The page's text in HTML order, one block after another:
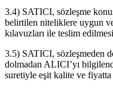
3.4) SATICI, sözleşme
belirtilen niteliklere uygun
kılavuzları ile teslim
3.5) SATICI, sözleşmeden
dolmadan ALICI’yı
suretiyle eşit kalite ve